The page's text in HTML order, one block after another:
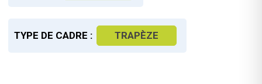
TYPE DE CADRE : TRAPÈZE